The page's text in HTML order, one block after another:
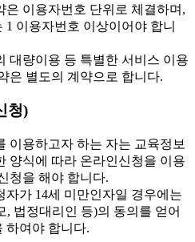
이용자번호 단위로 체결하며,
1 이용자번호 이상이어야 합니
대량이용 등 특별한 서비스 이용
은 별도의 계약으로 합니다.
청)
이용하고자 하는 자는 교육정보
양식에 따라 온라인신청을 이용
청을 해야 합니다.
가 14세 미만인자일 경우에는
, 법정대리인 등)의 동의를 얻어
하여야 합니다.